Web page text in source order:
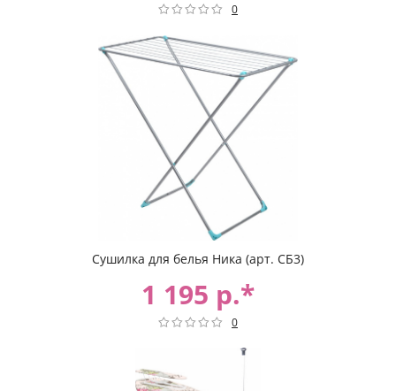
0
Сушилка для белья Ника (арт. СБ3)
1 195 р.*
0